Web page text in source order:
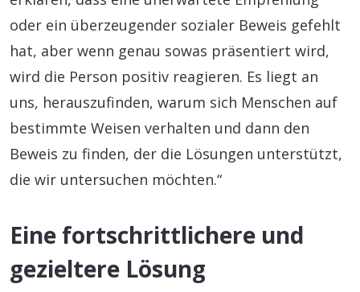
oder ein überzeugender sozialer Beweis gefehlt
hat, aber wenn genau sowas präsentiert wird,
wird die Person positiv reagieren. Es liegt an
uns, herauszufinden, warum sich Menschen auf
bestimmte Weisen verhalten und dann den
Beweis zu finden, der die Lösungen unterstützt,
die wir untersuchen möchten.“
Eine fortschrittlichere und
gezieltere Lösung